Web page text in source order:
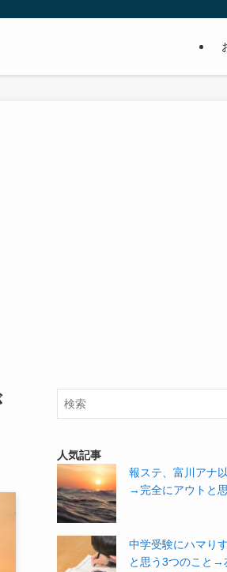
痩せることが出来るように分かりやすくまとめ
人気記事
報ステ、富川アナ
→完全にアウトと思
中学受験にハマり
と思う3つのこと→